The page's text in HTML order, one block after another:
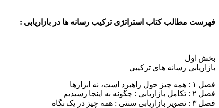
فهرست مطالب کتاب استراتژی ترکیب رسانه ها در بازاریابی :
بخش اول
بازاریابی رسانه های ترکیبی
فصل ۱ : همه چیز حول راهبرد است، نه ابزارها
فصل ۲ : تکامل بازاریابی : چگونه به اینجا رسیدیم
فصل ۳ : تصویر بازاریابی سنتی : همه چیز در یک نگاه